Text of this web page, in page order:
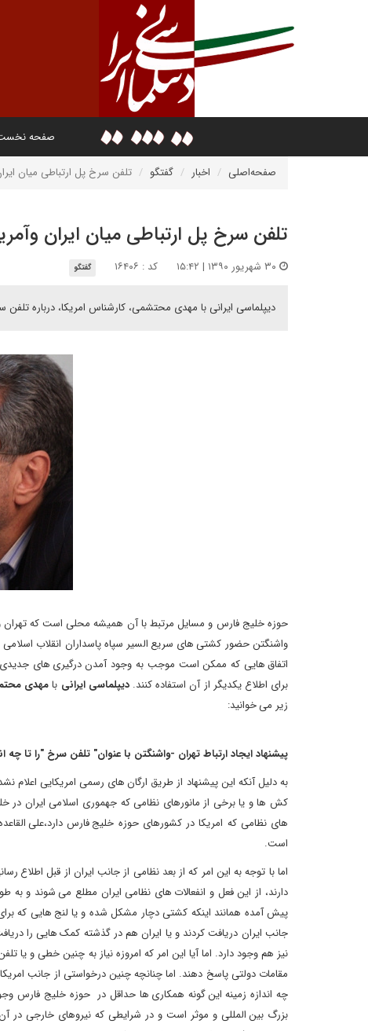
صفحه
صفحه‌اصلی اخبار گفتگو تلفن سرخ پل ارتباطی میان
تلفن سرخ پل ارتباطی میان ایران
کد : ۱۶۴۰۶ گفتگو
دیپلماسی ایرانی با مهدی محتشمی، کارشناس امریکا، درباره
حوزه خلیج فارس و مسایل مرتبط با آن همیشه محلی است که تهران و
واشنگتن حضور کشتی های سریع السیر سپاه پاسداران انقلاب
اتفاق هایی که ممکن است موجب به وجود آمدن درگیری های جدیدی
برای اطلاع یکدیگر از آن استفاده کنند.دیپلماسی ایرانی بامهدی
زیر می خوانید:
پیشنهاد ایجاد ارتباط تهران -واشنگتن با عنوان" تلفن سرخ "را تا چه
به دلیل آنکه این پیشنهاد از طریق ارگان های رسمی امریکایی
کش ها و یا برخی از مانورهای نظامی که جهموری اسلامی ایران در
های نظامی که امریکا در کشورهای حوزه خلیج فارس دارد،علی
است.
اما با توجه به این امر که از بعد نظامی از جانب ایران از قبل
دارند، از این فعل و انفعالات های نظامی ایران مطلع می شوند و
پیش آمده همانند اینکه کشتی دچار مشکل شده و یا لنج هایی که
جانب ایران دریافت کردند و یا ایران هم در گذشته کمک هایی را
نیز هم وجود دارد. اما آیا این امر که امروزه نیاز به چنین خطی و
مقامات دولتی پاسخ دهند. اما چنانچه چنین درخواستی از جانب
چه اندازه زمینه این گونه همکاری ها حداقل در حوزه خلیج فارس
بزرگ بین المللی و موثر است و در شرایطی که نیروهای خارجی در